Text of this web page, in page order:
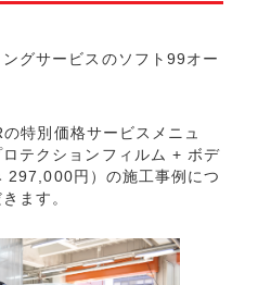
グサービスのソフト99オー
特別価格サービスメニュ
ロテクションフィルム + ボデ
297,000円）の施工事例につ
ます。